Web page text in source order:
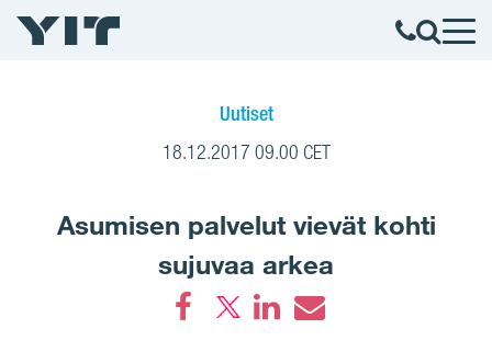
Uutiset
18.12.2017 09.00 CET
Asumisen palvelut vievät kohti
sujuvaa arkea